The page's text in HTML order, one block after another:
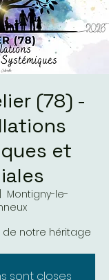
(78) -
et
Montigny-le-
notre héritage
sont closes